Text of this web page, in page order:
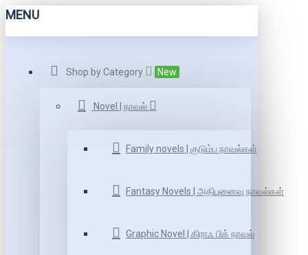
MENU
Shop by Category New
Novel | நாவல்
Family novels | குடும்ப நாவல்கள்
Fantasy Novels | அதிபுனைவு நாவல்கள்
Graphic Novel | கிராஃ பிக் நாவல்